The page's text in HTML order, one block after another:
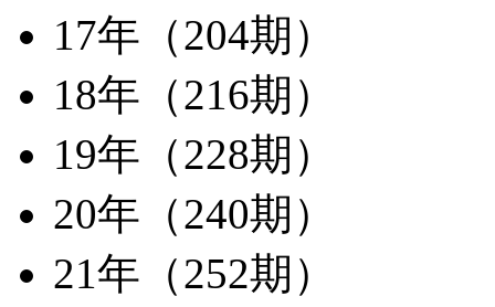
17年（204期）
18年（216期）
19年（228期）
20年（240期）
21年（252期）